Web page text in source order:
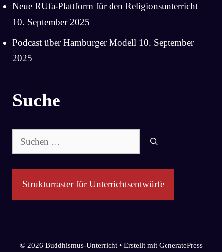
Neue RUfa-Plattform für den Religionsunterricht
10. September 2025
Podcast über Hamburger Modell 10. September
2025
Suche
Suchen
nach:
Strukturraster für Unterrichtsentwürfe
© 2026 Buddhismus-Unterricht• Erstellt mit GeneratePress